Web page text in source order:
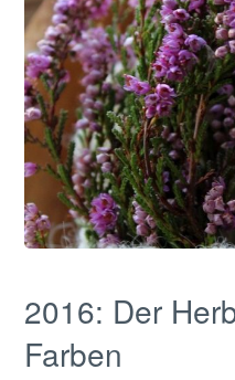
2016: Der
Farben